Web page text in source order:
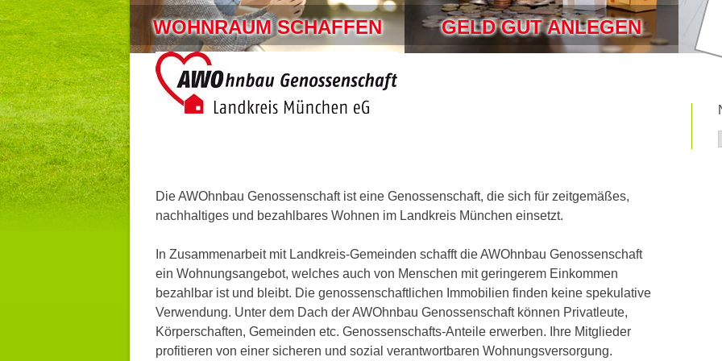
WOHNRAUM SCHAFFEN GELD GUT ANLEGEN
Die AWOhnbau Genossenschaft ist eine Genossenschaft, die sich für zeitgemäßes,
nachhaltiges und bezahlbares Wohnen im Landkreis München einsetzt.
In Zusammenarbeit mit Landkreis-Gemeinden schafft die AWOhnbau Genossenschaft
ein Wohnungsangebot, welches auch von Menschen mit geringerem Einkommen
bezahlbar ist und bleibt. Die genossenschaftlichen Immobilien finden keine spekulative
Verwendung. Unter dem Dach der AWOhnbau Genossenschaft können Privatleute,
Körperschaften, Gemeinden etc. Genossenschafts-Anteile erwerben. Ihre Mitglieder
profitieren von einer sicheren und sozial verantwortbaren Wohnungsversorgung.